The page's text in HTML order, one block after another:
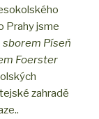
Prahy jsme
Píseň
Foerster
zahradě